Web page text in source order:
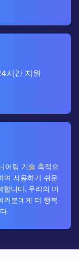
시간 지원
어링 기술 축적으
며 사용하기 쉬운
니다. 우리의 미
러분에게 더 행복
.